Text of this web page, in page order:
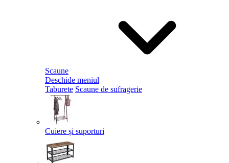
Scaune
Deschide meniul
Taburete Scaune de sufragerie
Cuiere și suporturi